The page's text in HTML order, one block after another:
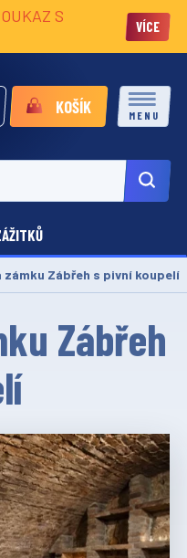
S
VÍCE
KOŠÍK MENU
zámku Zábřeh s pivní koupelí
Zábřeh